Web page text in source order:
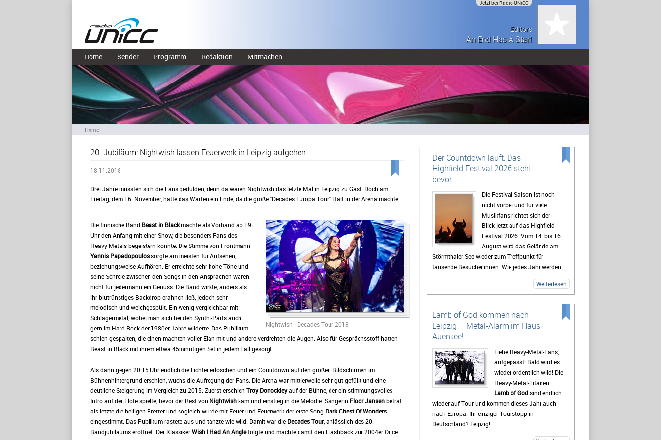
Jetzt bei Radio UNiCC
Editors
An End Has A Start
Home Sender Programm Redaktion Mitmachen
Home
20. Jubiläum: Nightwish lassen Feuerwerk in Leipzig aufgehen
18.11.2018
Drei Jahre mussten sich die Fans gedulden, denn da waren Nightwish das letzte Mal in Leipzig zu Gast. Doch am
Freitag, dem 16. November, hatte das Warten ein Ende, da die große "Decades Europa Tour" Halt in der Arena machte.
Nightwish - Decades Tour 2018
Die finnische Band Beast in Blackmachte als Vorband ab 19
Uhr den Anfang mit einer Show, die besonders Fans des
Heavy Metals begeistern konnte. Die Stimme von Frontmann
Yannis Papadopoulossorgte am meisten für Aufsehen,
beziehungsweise Aufhören. Er erreichte sehr hohe Töne und
seine Schreie zwischen den Songs in den Ansprachen waren
nicht für jedermann ein Genuss. Die Band wirkte, anders als
ihr blutrünstiges Backdrop erahnen ließ, jedoch sehr
melodisch und weichgespült. Ein wenig vergleichbar mit
Schlagermetal, wobei man sich bei den Synthi-Parts auch
gern im Hard Rock der 1980er Jahre wilderte. Das Publikum
schien gespalten, die einen machten voller Elan mit und andere verdrehten die Augen. Also für Gesprächsstoff hatten
Beast in Black mit ihrem ettwa 45minütigen Set in jedem Fall gesorgt.
Als dann gegen 20:15 Uhr endlich die Lichter erloschen und ein Countdown auf den großen Bildschirmen im
Bühnenhintergrund erschien, wuchs die Aufregung der Fans. Die Arena war mittlerweile sehr gut gefüllt und eine
deutliche Steigerung im Vergleich zu 2015. Zuerst erschien Troy Donockleyauf der Bühne, der ein stimmungsvolles
Intro auf der Flöte spielte, bevor der Rest von Nightwishkam und einstieg in die Melodie. Sängerin Floor Jansenbetrat
als letzte die heiligen Bretter und sogleich wurde mit Feuer und Feuerwerk der erste Song Dark Chest Of Wonders
eingestimmt. Das Publikum rastete aus und tanzte wie wild. Damit war die Decades Tour, anlässlich des 20.
Bandjubiläums eröffnet. Der KlassikerWish I Had An Anglefolgte und machte damit den Flashback zur 2004er Once
Der Countdown läuft: Das
Highfield Festival 2026 steht
bevor
Die Festival-Saison ist noch
nicht vorbei und für viele
Musikfans richtet sich der
Blick jetzt auf das Highfield
Festival 2026. Vom 14. bis 16.
August wird das Gelände am
Störmthaler See wieder zum Treffpunkt für
tausende Besucher:innen. Wie jedes Jahr werden
zahlreiche Fans aus ganz Deutschland erwartet,
die sich auf drei Tage mit Live-Musik, Camping
Das Highfield gehört seit Jahren zu den
bekanntesten Festivals Deutschlands. Besonders
die Mischung aus Rock, Indie, Punk und Hip-Hop
sorgt dafür, dass jedes Jahr ein bunt gemischtes
Publikum zusammenkommt. Auch 2026 stehen
wieder viele bekannte Künstler auf dem
Programm, die Besucher vor den Bühnen zum
Feiern bringen sollen. Gerade die Headliner
werden mit Spannung erwartet, doch oft sind es
auch die kleineren Bands.
Mindestens genauso wichtig wie die Konzerte ist
für viele Gäste das Leben auf dem Campingplatz.
Dort beginnt das Festivalgefühl oft schon lange,
Weiterlesen
Lamb of God kommen nach
Leipzig – Metal-Alarm im Haus
Auensee!
Liebe Heavy-Metal-Fans,
aufgepasst: Bald wird es
wieder ordentlich wild! Die
Heavy-Metal-Titanen
Lamb of Godsind endlich
wieder auf Tour und kommen dieses Jahr auch
nach Europa. Ihr einziger Tourstopp in
Deutschland? Leipzig!